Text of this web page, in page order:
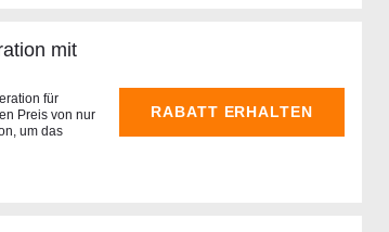
mit
für
Preis von nur
um das
RABATT ERHALTEN